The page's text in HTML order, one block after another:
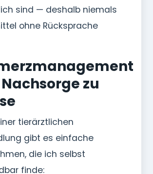
sind — deshalb niemals
ohne Rücksprache
zu
tierärztlichen
gibt es einfache
die ich selbst
finde: